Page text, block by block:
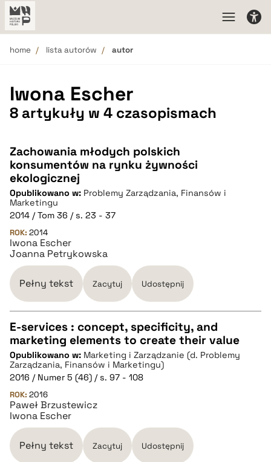
home lista autorów autor
Iwona Escher
8 artykuły w 4 czasopismach
Zachowania młodych polskich
konsumentów na rynku żywności
ekologicznej
Opublikowano w: Problemy Zarządzania, Finansów i
Marketingu
2014 / Tom 36 / s. 23 - 37
ROK: 2014
Iwona Escher
Joanna Petrykowska
Pełny tekst Zacytuj Udostępnij
CZYSTY TEKST
pobierz cytat
BIBTEX
pobierz cytat
E-services : concept, specificity, and
marketing elements to create their value
Opublikowano w: Marketing i Zarządzanie (d. Problemy
Zarządzania, Finansów i Marketingu)
2016 / Numer 5 (46) / s. 97 - 108
ROK: 2016
Paweł Brzustewicz
Iwona Escher
Pełny tekst Zacytuj Udostępnij